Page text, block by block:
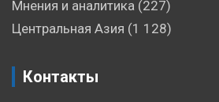
Мнения и аналитика (227)
Центральная Азия (1 128)
Контакты